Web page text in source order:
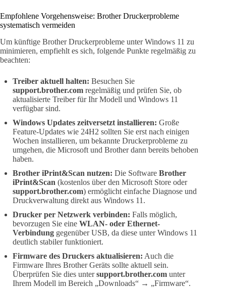
Empfohlene Vorgehensweise: Brother Druckerprobleme
systematisch vermeiden
Um künftige Brother Druckerprobleme unter Windows 11 zu
minimieren, empfiehlt es sich, folgende Punkte regelmäßig zu
beachten:
Treiber aktuell halten: Besuchen Sie
support.brother.com regelmäßig und prüfen Sie, ob
aktualisierte Treiber für Ihr Modell und Windows 11
verfügbar sind.
Windows Updates zeitversetzt installieren: Große
Feature-Updates wie 24H2 sollten Sie erst nach einigen
Wochen installieren, um bekannte Druckerprobleme zu
umgehen, die Microsoft und Brother dann bereits behoben
haben.
Brother iPrint&Scan nutzen: Die Software Brother
iPrint&Scan (kostenlos über den Microsoft Store oder
support.brother.com) ermöglicht einfache Diagnose und
Druckverwaltung direkt aus Windows 11.
Drucker per Netzwerk verbinden: Falls möglich,
bevorzugen Sie eine WLAN- oder Ethernet-
Verbindung gegenüber USB, da diese unter Windows 11
deutlich stabiler funktioniert.
Firmware des Druckers aktualisieren: Auch die
Firmware Ihres Brother Geräts sollte aktuell sein.
Überprüfen Sie dies untersupport.brother.com unter
Ihrem Modell im Bereich „Downloads“ → „Firmware“.